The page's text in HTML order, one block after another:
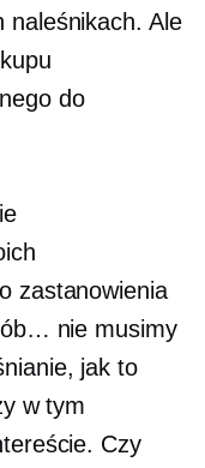
naleśnikach. Ale
do
zastanowienia
nie musimy
jak to
w tym
Czy